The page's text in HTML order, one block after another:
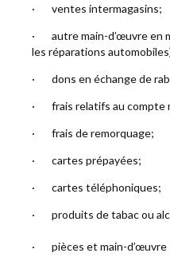
· ventes intermagasins;
· autre main-d’œuvre en
les réparations
· dons en échange de
· frais relatifs au compte
· frais de remorquage;
· cartes prépayées;
· cartes téléphoniques;
· produits de tabac ou
· pièces et main-d’œuvre